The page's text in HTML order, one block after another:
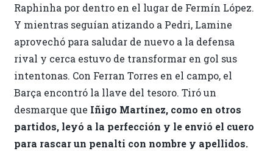
Raphinha por dentro en el lugar de Fermín López.
Y mientras seguían atizando a Pedri, Lamine
aprovechó para saludar de nuevo a la defensa
rival y cerca estuvo de transformar en gol sus
intentonas. Con Ferran Torres en el campo, el
Barça encontró la llave del tesoro. Tiró un
desmarque que Iñigo Martínez, como en otros
partidos, leyó a la perfección y le envió el cuero
para rascar un penalti con nombre y apellidos.